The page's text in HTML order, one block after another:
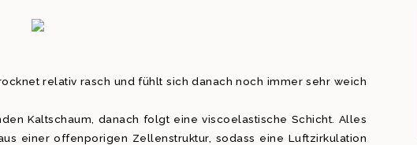
relativ rasch und fühlt sich danach noch immer sehr weich
Kaltschaum, danach folgt eine viscoelastische Schicht. Alles
einer offenporigen Zellenstruktur, sodass eine Luftzirkulation